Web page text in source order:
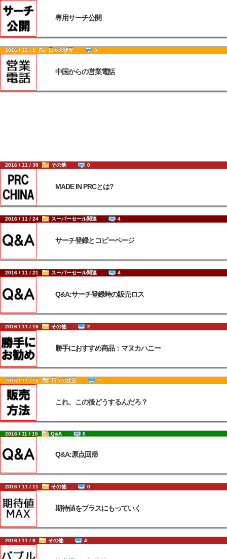
専用サーチ公開
2016 / 12 / 1 日々の状況 0
中国からの営業電話
2016 / 11 / 30 その他 0
MADE IN PRCとは?
2016 / 11 / 24 スーパーセール関連 4
サーチ登録とコピーページ
2016 / 11 / 21 スーパーセール関連 4
Q&A:サーチ登録時の販売ロス
2016 / 11 / 19 その他 2
勝手におすすめ商品：マヌカハニー
2016 / 11 / 18 日々の状況 2
これ、この後どうするんだろ？
2016 / 11 / 15 Q&A 0
Q&A:原点回帰
2016 / 11 / 11 その他 0
期待値をプラスにもっていく
2016 / 11 / 9 その他 4